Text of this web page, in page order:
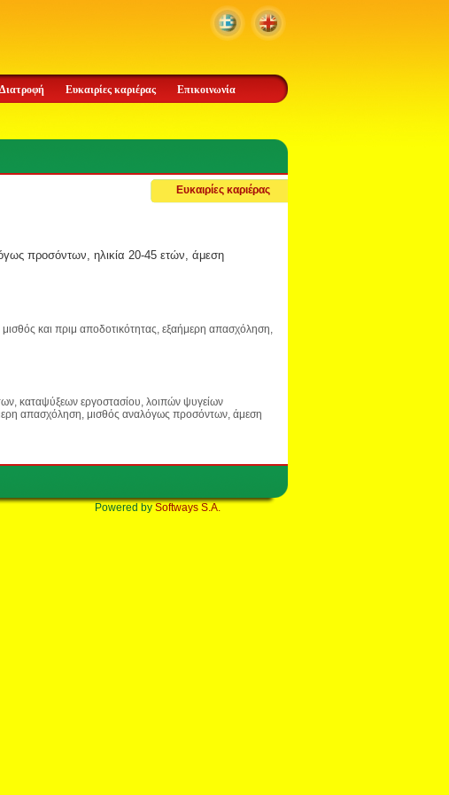
Ευκαιρίες καριέρας Επικοινωνία
Ευκαιρίες καριέρας
προσόντων, ηλικία 20-45 ετών, άμεση
και πριμ αποδοτικότητας, εξαήμερη απασχόληση,
καταψύξεων εργοστασίου, λοιπών ψυγείων
απασχόληση, μισθός αναλόγως προσόντων, άμεση
Powered by Softways S.A.